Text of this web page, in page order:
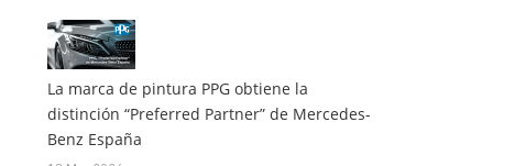
La marca de pintura PPG obtiene la
distinción “Preferred Partner” de Mercedes-
Benz España